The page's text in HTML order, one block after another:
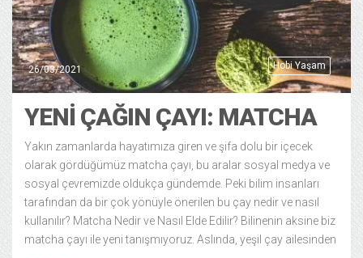
Hobi Yaşam
26/03/2021
YENI ÇAĞIN ÇAYI: MATCHA
Yakın zamanlarda hayatımıza giren ve şifa dolu bir içecek
olarak gördüğümüz matcha çayı, bu aralar sosyal medya ve
sosyal çevremizde oldukça gündemde. Peki bilim insanları
tarafından da bir çok yönüyle önerilen bu çay nedir ve nasıl
kullanılır? Matcha Nedir ve Nasıl Elde Edilir? Bilinenin aksine biz
matcha çayı ile yeni tanışmıyoruz. Aslında, yeşil çay ailesinden